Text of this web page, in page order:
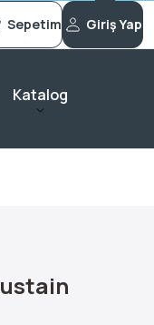
Sepetim Giriş Yap
Katalog